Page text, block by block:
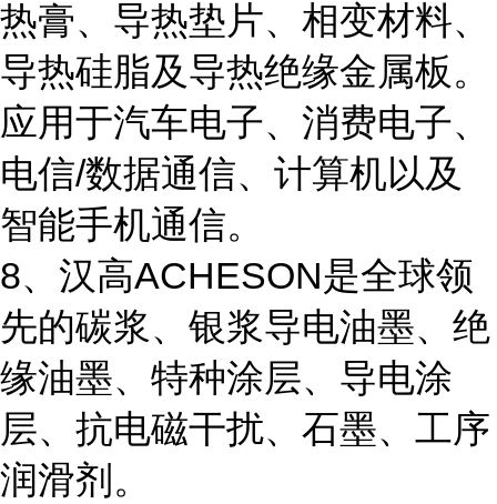
热膏、导热垫片、相变材料、
导热硅脂及导热绝缘金属板。
应用于汽车电子、消费电子、
电信/数据通信、计算机以及
智能手机通信。
8、汉高ACHESON是全球领
先的碳浆、银浆导电油墨、绝
缘油墨、特种涂层、导电涂
层、抗电磁干扰、石墨、工序
润滑剂。